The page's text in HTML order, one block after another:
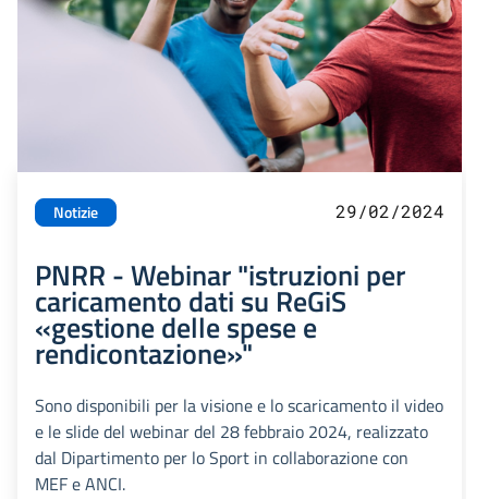
Notizie 29/02/2024
PNRR - Webinar "istruzioni per
caricamento dati su ReGiS
«gestione delle spese e
rendicontazione»"
Sono disponibili per la visione e lo scaricamento il video
e le slide del webinar del 28 febbraio 2024, realizzato
dal Dipartimento per lo Sport in collaborazione con
MEF e ANCI.